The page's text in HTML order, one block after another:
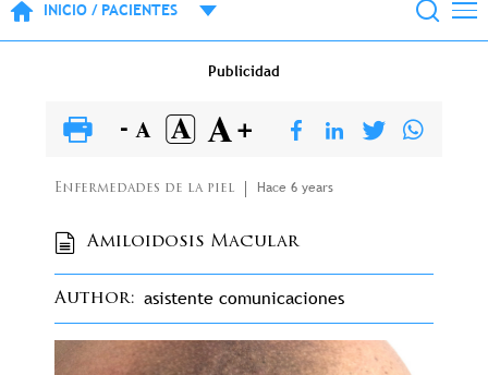
INICIO / PACIENTES
Publicidad
Enfermedades de la piel Hace 6 years
Amiloidosis Macular
Author asistente comunicaciones